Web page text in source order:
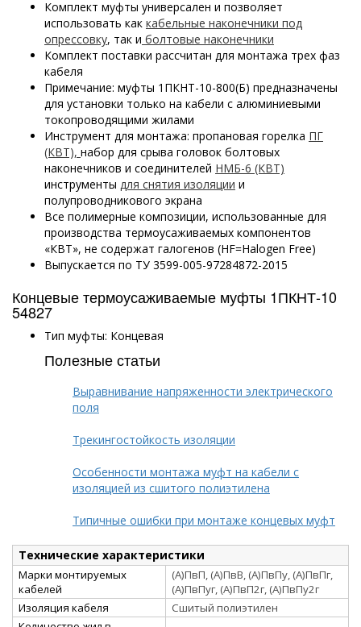
Комплект муфты универсален и позволяет
использовать как кабельные наконечники под
опрессовку, так и болтовые наконечники
Комплект поставки рассчитан для монтажа трех фаз
кабеля
Примечание: муфты 1ПКНТ-10-800(Б) предназначены
для установки только на кабели с алюминиевыми
токопроводящими жилами
Инструмент для монтажа: пропановая горелка ПГ
(КВТ), набор для срыва головок болтовых
наконечников и соединителей НМБ-6 (КВТ)
инструменты для снятия изоляции и
полупроводникового экрана
Все полимерные композиции, использованные для
производства термоусаживаемых компонентов
«КВТ», не содержат галогенов (HF=Halogen Free)
Выпускается по ТУ 3599-005-97284872-2015
Концевые термоусаживаемые муфты 1ПКНТ-10
54827
Тип муфты: Концевая
Полезные статьи
Выравнивание напряженности электрического
поля
Трекингостойкость изоляции
Особенности монтажа муфт на кабели с
изоляцией из сшитого полиэтилена
Типичные ошибки при монтаже концевых муфт
Технические характеристики
Марки монтируемых
кабелей
(А)ПвП, (А)ПвВ, (А)ПвПу, (А)ПвПг,
(А)ПвПуг, (А)ПвП2г, (А)ПвПу2г
Изоляция кабеля
Сшитый полиэтилен